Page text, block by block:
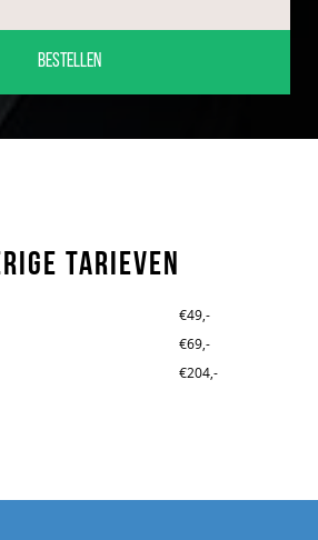
Bestellen
tarieven
€49,-
€69,-
€204,-